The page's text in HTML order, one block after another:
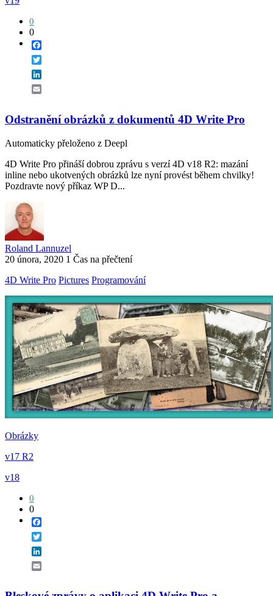
0
0
Odstranění obrázků z dokumentů 4D Write Pro
Automaticky přeloženo z Deepl
4D Write Pro přináší dobrou zprávu s verzí 4D v18 R2: mazání
inline nebo ukotvených obrázků lze nyní provést během chvilky!
Pozdravte nový příkaz WP D...
Roland Lannuzel
20 února, 2020 1 Čas na přečtení
4D Write Pro Pictures Programování
Obrázky
v17 R2
v18
0
0